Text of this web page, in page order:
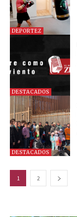
DEPORTEZ
DESTACADOS
DESTACADOS
1 2